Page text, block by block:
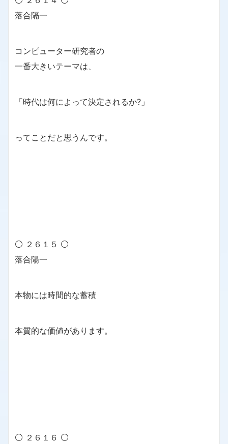
落合隔一
コンピューター研究者の
一番大きいテーマは、
「時代は何によって決定されるか?」
ってことだと思うんです。
⚪ ２６１５ ⚪
落合陽一
本物には時間的な蓄積
本質的な価値があります。
⚪ ２６１６ ⚪